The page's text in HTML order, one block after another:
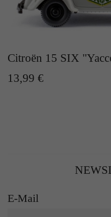
Citroën 15 SIX
13,99 €
E-Mail